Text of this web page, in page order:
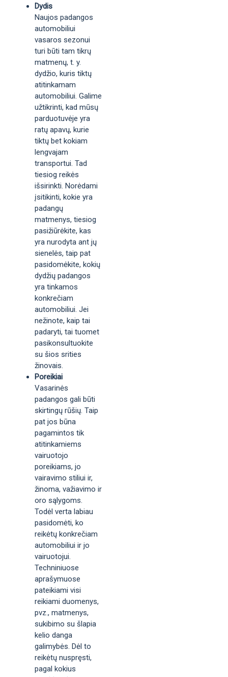
Dydis
Naujos padangos
automobiliui
vasaros sezonui
turi būti tam tikrų
matmenų, t. y.
dydžio, kuris tiktų
atitinkamam
automobiliui. Galime
užtikrinti, kad mūsų
parduotuvėje yra
ratų apavų, kurie
tiktų bet kokiam
lengvajam
transportui. Tad
tiesiog reikės
išsirinkti. Norėdami
įsitikinti, kokie yra
padangų
matmenys, tiesiog
pasižiūrėkite, kas
yra nurodyta ant jų
sienelės, taip pat
pasidomėkite, kokių
dydžių padangos
yra tinkamos
konkrečiam
automobiliui. Jei
nežinote, kaip tai
padaryti, tai tuomet
pasikonsultuokite
su šios srities
žinovais.
Poreikiai
Vasarinės
padangos gali būti
skirtingų rūšių. Taip
pat jos būna
pagamintos tik
atitinkamiems
vairuotojo
poreikiams, jo
vairavimo stiliui ir,
žinoma, važiavimo ir
oro sąlygoms.
Todėl verta labiau
pasidomėti, ko
reikėtų konkrečiam
automobiliui ir jo
vairuotojui.
Techniniuose
aprašymuose
pateikiami visi
reikiami duomenys,
pvz., matmenys,
sukibimo su šlapia
kelio danga
galimybės. Dėl to
reikėtų nuspręsti,
pagal kokius